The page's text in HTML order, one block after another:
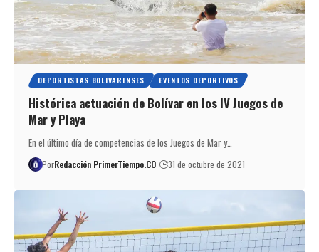
DEPORTISTAS BOLIVARENSES EVENTOS DEPORTIVOS
Histórica actuación de Bolívar en los IV Juegos de
Mar y Playa
En el último día de competencias de los Juegos de Mar y…
PorRedacción PrimerTiempo.CO 31 de octubre de 2021